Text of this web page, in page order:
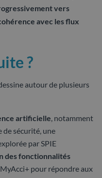
vers
avec les flux
?
autour de plusieurs
artificielle, notamment
sécurité, une
par SPIE
des fonctionnalités
pour répondre aux